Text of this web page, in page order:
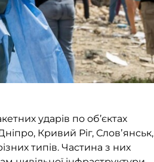
ударів по об’єктах
Кривий Ріг, Словʼянськ,
типів. Частина з них